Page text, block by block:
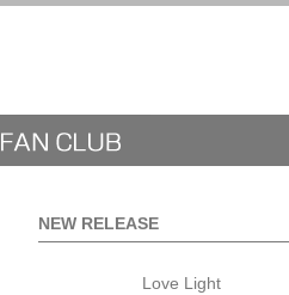
NEW RELEASE
Love Light